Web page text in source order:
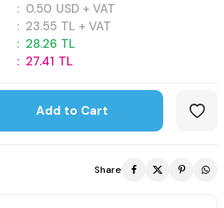
: 0.50 USD + VAT
: 23.55 TL + VAT
: 28.26 TL
: 27.41 TL
Add to Cart
Share